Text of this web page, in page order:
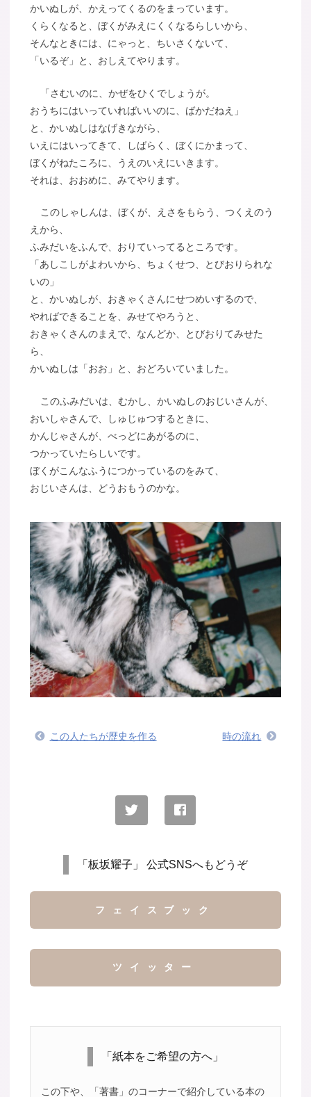
かいぬしが、かえってくるのをまっています。
くらくなると、ぼくがみえにくくなるらしいから、
そんなときには、にゃっと、ちいさくないて、
「いるぞ」と、おしえてやります。
「さむいのに、かぜをひくでしょうが。
おうちにはいっていればいいのに、ばかだねえ」
と、かいぬしはなげきながら、
いえにはいってきて、しばらく、ぼくにかまって、
ぼくがねたころに、うえのいえにいきます。
それは、おおめに、みてやります。
このしゃしんは、ぼくが、えさをもらう、つくえのう
えから、
ふみだいをふんで、おりていってるところです。
「あしこしがよわいから、ちょくせつ、とびおりられな
いの」
と、かいぬしが、おきゃくさんにせつめいするので、
やればできることを、みせてやろうと、
おきゃくさんのまえで、なんどか、とびおりてみせた
ら、
かいぬしは「おお」と、おどろいていました。
このふみだいは、むかし、かいぬしのおじいさんが、
おいしゃさんで、しゅじゅつするときに、
かんじゃさんが、べっどにあがるのに、
つかっていたらしいです。
ぼくがこんなふうにつかっているのをみて、
おじいさんは、どうおもうのかな。
この人たちが歴史を作る 時の流れ
「板坂耀子」 公式SNSへもどうぞ
フェイスブック
ツイッター
「紙本をご希望の方へ」
この下や、「著書」のコーナーで紹介している本の